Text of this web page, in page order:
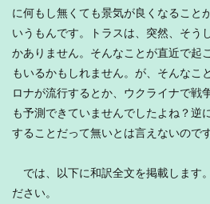
に何もし無くても景気が良くなること
いうもんです。トラスは、突然、そう
かありません。そんなことが直近で起
もいるかもしれません。が、そんなこ
ロナが流行するとか、ウクライナで戦
も予測できていませんでしたよね？逆
することだって無いとは言えないのです
では、以下に和訳全文を掲載します
ださい。